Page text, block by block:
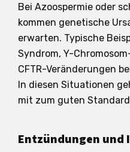
Bei Azoospermie oder
kommen genetische
erwarten. Typische
Syndrom, Y-
CFTR-Veränderungen
In diesen Situationen
mit zum guten
Entzündungen und